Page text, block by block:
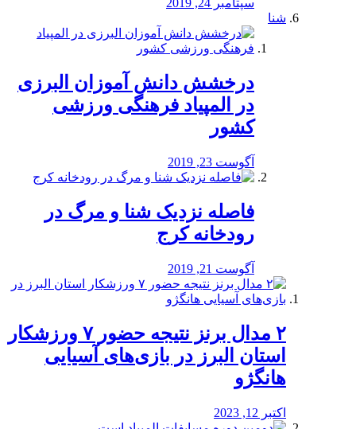
سپتامبر 24, 2019
شنا
درخشش دانش آموزان البرزی
در المپیاد فرهنگی ورزشی
کشور
آگوست 23, 2019
️فاصله نزدیک شنا و مرگ در
رودخانه کرج
آگوست 21, 2019
۲ مدال برنز نتیجه حضور ۷ ورزشکار
استان البرز در بازی‌های آسیایی
هانگژو
اکتبر 12, 2023